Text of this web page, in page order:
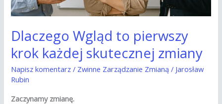
Dlaczego Wgląd to pierwszy
krok każdej skutecznej zmiany
Napisz komentarz / Zwinne Zarządzanie Zmianą / Jarosław
Rubin
Zaczynamy zmianę.